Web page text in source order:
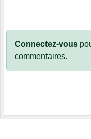
Connectez-vous
commentaires.